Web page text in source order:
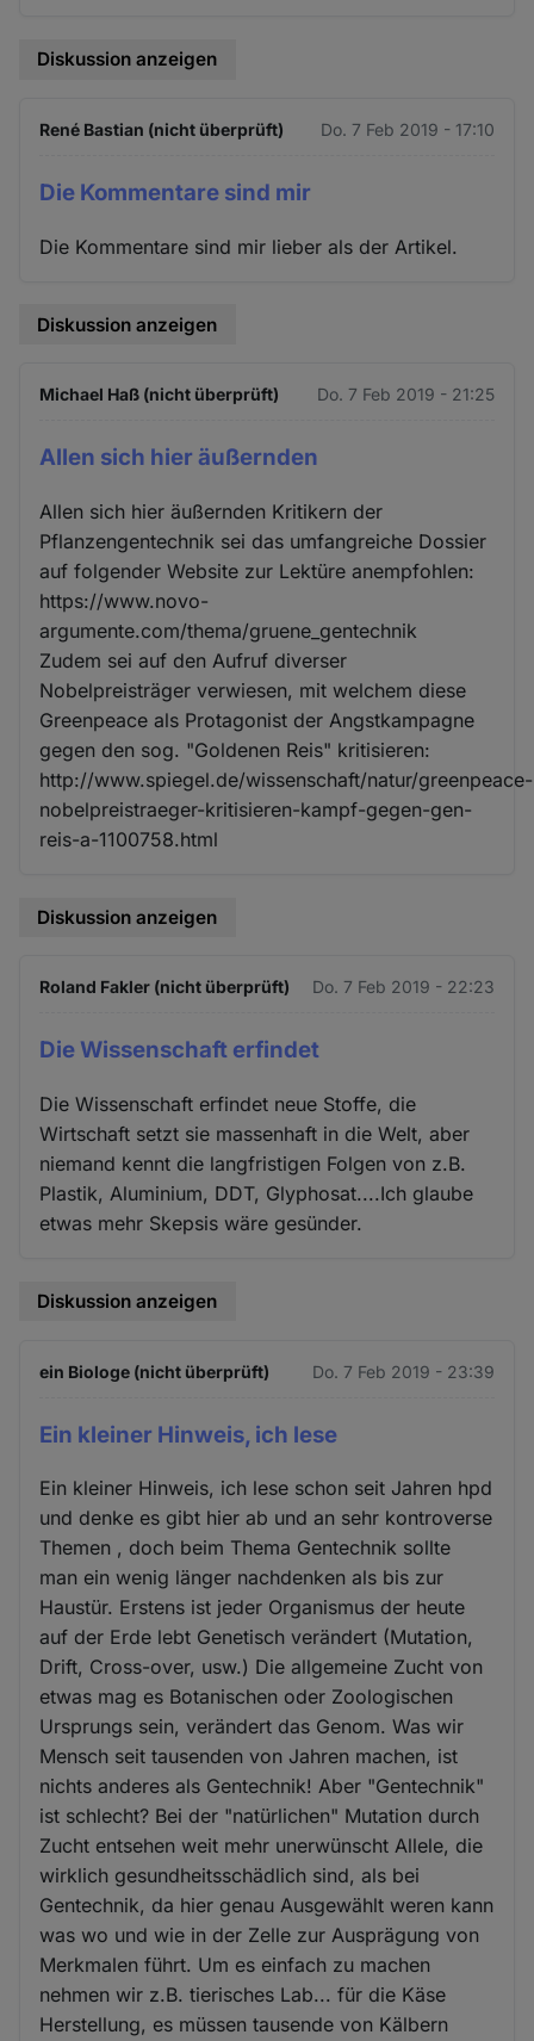
Diskussion anzeigen
René Bastian (nicht überprüft) Do. 7 Feb 2019 - 17:10
Die Kommentare sind mir
Die Kommentare sind mir lieber als der Artikel.
Diskussion anzeigen
Michael Haß (nicht überprüft) Do. 7 Feb 2019 - 21:25
Allen sich hier äußernden
Allen sich hier äußernden Kritikern der
Pflanzengentechnik sei das umfangreiche Dossier
auf folgender Website zur Lektüre anempfohlen:
https://www.novo-
argumente.com/thema/gruene_gentechnik
Zudem sei auf den Aufruf diverser
Nobelpreisträger verwiesen, mit welchem diese
Greenpeace als Protagonist der Angstkampagne
gegen den sog. "Goldenen Reis" kritisieren:
http://www.spiegel.de/wissenschaft/natur/greenpeace-
nobelpreistraeger-kritisieren-kampf-gegen-gen-
reis-a-1100758.html
Diskussion anzeigen
Roland Fakler (nicht überprüft) Do. 7 Feb 2019 - 22:23
Die Wissenschaft erfindet
Die Wissenschaft erfindet neue Stoffe, die
Wirtschaft setzt sie massenhaft in die Welt, aber
niemand kennt die langfristigen Folgen von z.B.
Plastik, Aluminium, DDT, Glyphosat....Ich glaube
etwas mehr Skepsis wäre gesünder.
Diskussion anzeigen
ein Biologe (nicht überprüft) Do. 7 Feb 2019 - 23:39
Ein kleiner Hinweis, ich lese
Ein kleiner Hinweis, ich lese schon seit Jahren hpd
und denke es gibt hier ab und an sehr kontroverse
Themen , doch beim Thema Gentechnik sollte
man ein wenig länger nachdenken als bis zur
Haustür. Erstens ist jeder Organismus der heute
auf der Erde lebt Genetisch verändert (Mutation,
Drift, Cross-over, usw.) Die allgemeine Zucht von
etwas mag es Botanischen oder Zoologischen
Ursprungs sein, verändert das Genom. Was wir
Mensch seit tausenden von Jahren machen, ist
nichts anderes als Gentechnik! Aber "Gentechnik"
ist schlecht? Bei der "natürlichen" Mutation durch
Zucht entsehen weit mehr unerwünscht Allele, die
wirklich gesundheitsschädlich sind, als bei
Gentechnik, da hier genau Ausgewählt weren kann
was wo und wie in der Zelle zur Ausprägung von
Merkmalen führt. Um es einfach zu machen
nehmen wir z.B. tierisches Lab... für die Käse
Herstellung, es müssen tausende von Kälbern